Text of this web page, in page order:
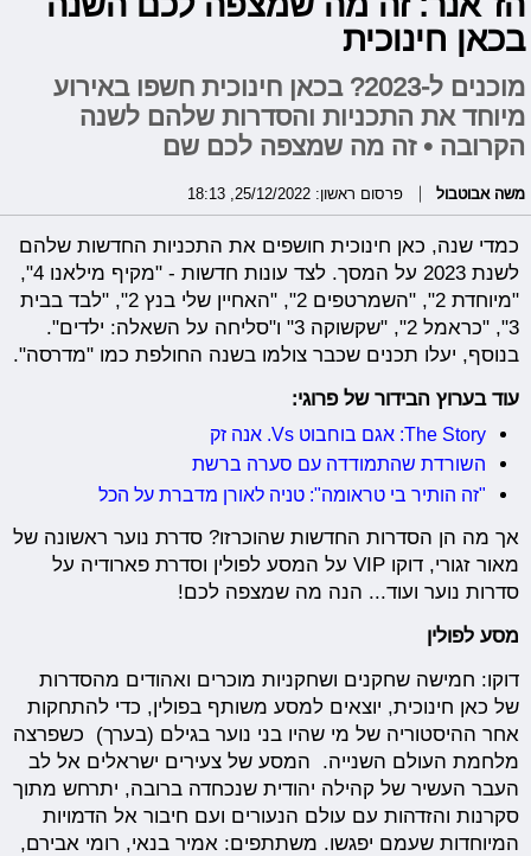
בכאן חינוכית
מוכנים ל-2023? בכאן חינוכית חשפו באירוע
מיוחד את התכניות והסדרות שלהם לשנה
הקרובה • זה מה שמצפה לכם שם
משה אבוטבול פרסום ראשון: 25/12/2022, 18:13
כמדי שנה, כאן חינוכית חושפים את התכניות החדשות שלהם
לשנת 2023 על המסך. לצד עונות חדשות - "מקיף מילאנו 4",
"מיוחדת 2", "השמרטפים 2", "האחיין שלי בנץ 2", "לבד בבית
3", "כראמל 2", "שקשוקה 3" ו"סליחה על השאלה: ילדים".
בנוסף, יעלו תכנים שכבר צולמו בשנה החולפת כמו "מדרסה".
עוד בערוץ הבידור של פרוגי:
The Story: אגם בוחבוט Vs. אנה זק
השורדת שהתמודדה עם סערה ברשת
"זה הותיר בי טראומה": טניה לאורן מדברת על הכל
אך מה הן הסדרות החדשות שהוכרזו? סדרת נוער ראשונה של
מאור זגורי, דוקו VIP על המסע לפולין וסדרת פארודיה על
סדרות נוער ועוד... הנה מה שמצפה לכם!
מסע לפולין
דוקו: חמישה שחקנים ושחקניות מוכרים ואהודים מהסדרות
של כאן חינוכית, יוצאים למסע משותף בפולין, כדי להתחקות
אחר ההיסטוריה של מי שהיו בני נוער בגילם (בערך) כשפרצה
מלחמת העולם השנייה. המסע של צעירים ישראלים אל לב
העבר העשיר של קהילה יהודית שנכחדה ברובה, יתרחש מתוך
סקרנות והזדהות עם עולם הנעורים ועם חיבור אל הדמויות
המיוחדות שעמם יפגשו. משתתפים: אמיר בנאי, רומי אבירם,